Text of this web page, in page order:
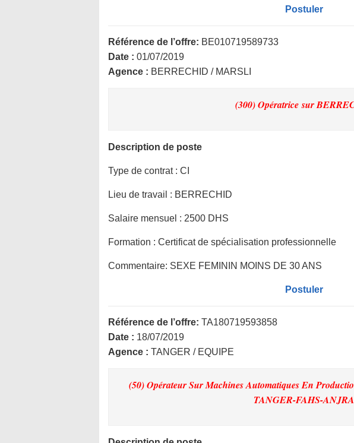
Postuler
Référence de l’offre: BE010719589733
Date : 01/07/2019
Agence : BERRECHID / MARSLI
(300) Opératricesur
Description de poste
Type de contrat : CI
Lieu de travail : BERRECHID
Salaire mensuel : 2500 DHS
Formation : Certificat de spécialisation professionnelle
Commentaire: SEXE FEMININ MOINS DE 30 ANS
Postuler
Référence de l’offre: TA180719593858
Date : 18/07/2019
Agence : TANGER / EQUIPE
(50) Opérateur Sur Machines Automatiques En
TANGER-FAHS-ANJRA